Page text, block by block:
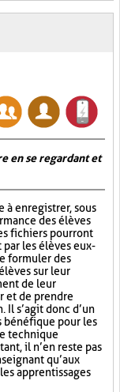
en se regardant et
à enregistrer, sous
des élèves
fichiers pourront
par les élèves eux-
formuler des
sur leur
de leur
et de prendre
Il s’agit donc d’un
pour les
technique
il n’en reste pas
qu’aux
apprentissages